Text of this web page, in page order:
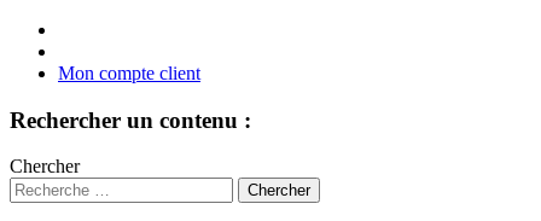
Mon compte client
Rechercher un contenu :
Chercher